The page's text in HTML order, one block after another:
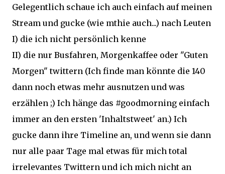
Gelegentlich schaue ich auch einfach auf meinen
Stream und gucke (wie mthie auch...) nach Leuten
I) die ich nicht persönlich kenne
II) die nur Busfahren, Morgenkaffee oder "Guten
Morgen" twittern (Ich finde man könnte die 140
dann noch etwas mehr ausnutzen und was
erzählen ;) Ich hänge das #goodmorning einfach
immer an den ersten 'Inhaltstweet' an.) Ich
gucke dann ihre Timeline an, und wenn sie dann
nur alle paar Tage mal etwas für mich total
irrelevantes Twittern und ich mich nicht an